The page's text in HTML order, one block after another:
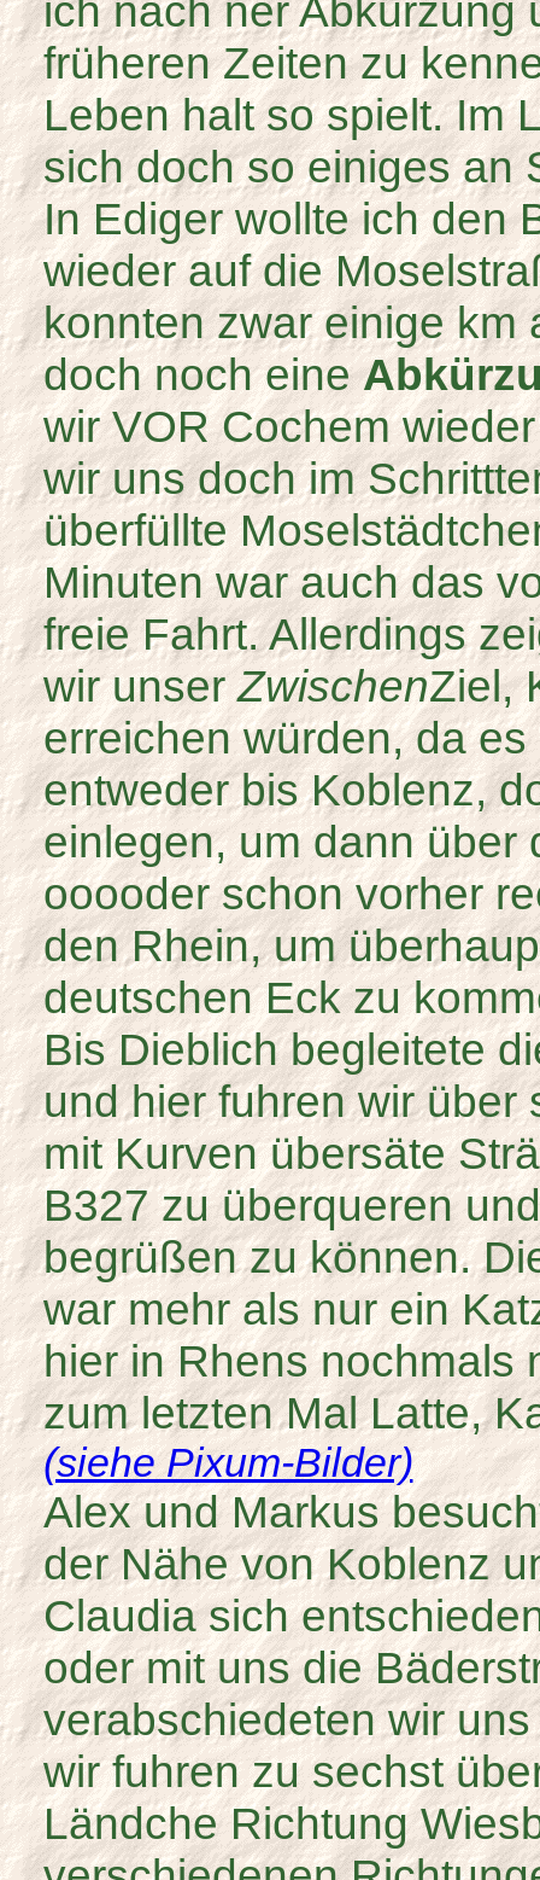
ich nach ner Abkürzung
früheren Zeiten zu
Leben halt so spielt. Im
sich doch so einiges an
In Ediger wollte ich den
wieder auf die
konnten zwar einige km
doch noch eine
wir VOR Cochem
wir uns doch im
überfüllte
Minuten war auch das
freie Fahrt. Allerdings
wir unserZwischenZiel,
erreichen würden, da
entweder bis Koblenz,
einlegen, um dann über
ooooder schon vorher
den Rhein, um
deutschen Eck zu
Bis Dieblich begleitete
und hier fuhren wir über
mit Kurven übersäte
B327 zu überqueren
begrüßen zu können.
war mehr als nur ein
hier in Rhens nochmals
zum letzten Mal Latte,
(siehe Pixum-Bilder)
Alex und Markus
der Nähe von Koblenz
Claudia sich
oder mit uns die
verabschiedeten wir
wir fuhren zu sechst
Ländche Richtung